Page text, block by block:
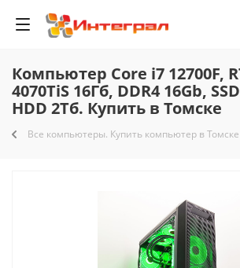
Компьютер Core i7 12700F,
4070TiS 16Гб, DDR4 16Gb,
HDD 2Тб. Купить в Томске
Все компьютеры. Купить компьютер в Томске